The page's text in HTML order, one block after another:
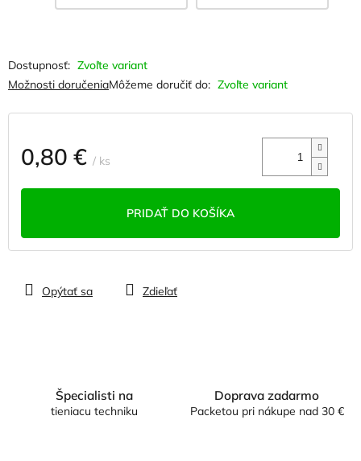
Zvoľte variant
Môžeme doručiť do: Zvoľte variant
Možnosti doručenia
0,80 € / ks
PRIDAŤ DO KOŠÍKA
Opýtať sa Zdieľať
Špecialisti na
tieniacu techniku
Doprava zadarmo
Packetou pri nákupe nad 30 €